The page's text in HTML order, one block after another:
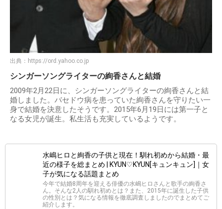
出典： https://ord.yahoo.co.jp
シンガーソングライターの絢香さんと結婚
2009年2月22日に、シンガーソングライターの絢香さんと結
婚しました。バセドウ病を患っていた絢香さんを守りたい一
身で結婚を決意したそうです。2015年6月19日には第一子と
なる女児が誕生。私生活も充実しているようです。
水嶋ヒロと絢香の子供と現在！馴れ初めから結婚・最
近の様子を総まとめ | KYUN♡KYUN[キュンキュン]｜女
子が気になる話題まとめ
今年で結婚8周年を迎える俳優の水嶋ヒロさんと歌手の絢香さ
ん。そんな2人の馴れ初めとは？また、2015年に誕生した子供
の性別とは？気になる情報を徹底調査しましたのでまとめてご
紹介します。